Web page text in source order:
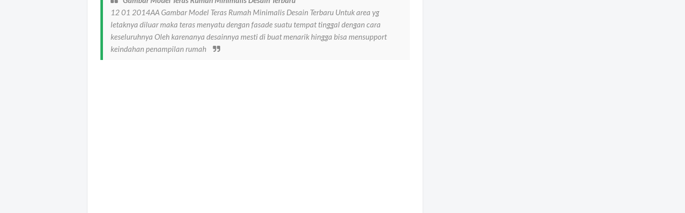
12 01 2014AA Gambar Model Teras Rumah Minimalis Desain Terbaru Untuk area yg
letaknya diluar maka teras menyatu dengan fasade suatu tempat tinggal dengan cara
keseluruhnya Oleh karenanya desainnya mesti di buat menarik hingga bisa mensupport
keindahan penampilan rumah